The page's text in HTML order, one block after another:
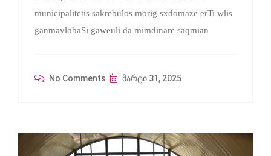
municipalitetis sakrebulos morig sxdomaze erTi wlis
ganmavlobaSi gaweuli da mimdinare saqmian
No Comments მარტი 31, 2025